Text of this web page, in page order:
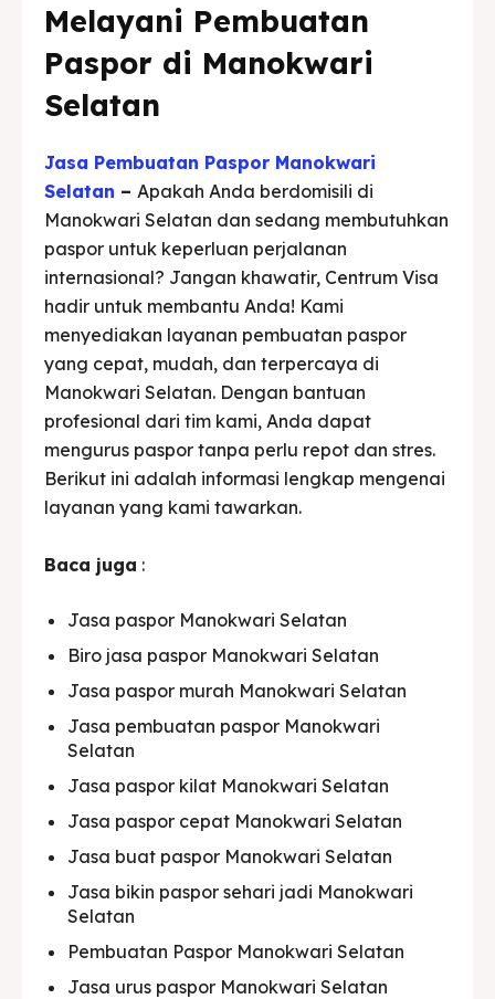
Melayani Pembuatan
Paspor di Manokwari
Selatan
Jasa Pembuatan Paspor Manokwari
Selatan – Apakah Anda berdomisili di
Manokwari Selatan dan sedang membutuhkan
paspor untuk keperluan perjalanan
internasional? Jangan khawatir, Centrum Visa
hadir untuk membantu Anda! Kami
menyediakan layanan pembuatan paspor
yang cepat, mudah, dan terpercaya di
Manokwari Selatan. Dengan bantuan
profesional dari tim kami, Anda dapat
mengurus paspor tanpa perlu repot dan stres.
Berikut ini adalah informasi lengkap mengenai
layanan yang kami tawarkan.
Baca juga :
Jasa paspor Manokwari Selatan
Biro jasa paspor Manokwari Selatan
Jasa paspor murah Manokwari Selatan
Jasa pembuatan paspor Manokwari
Selatan
Jasa paspor kilat Manokwari Selatan
Jasa paspor cepat Manokwari Selatan
Jasa buat paspor Manokwari Selatan
Jasa bikin paspor sehari jadi Manokwari
Selatan
Pembuatan Paspor Manokwari Selatan
Jasa urus paspor Manokwari Selatan